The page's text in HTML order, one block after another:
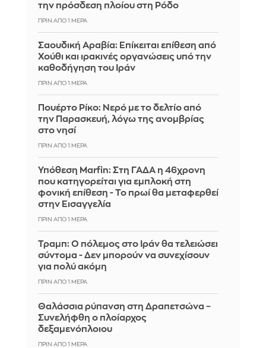
την πρόσδεση πλοίου στη Ρόδο
ΠΡΙΝ ΑΠΌ 1 ΜΈΡΑ
Σαουδική Αραβία: Επίκειται επίθεση από
Χούθι και ιρακινές οργανώσεις υπό την
καθοδήγηση του Ιράν
ΠΡΙΝ ΑΠΌ 1 ΜΈΡΑ
Πουέρτο Ρίκο: Νερό με το δελτίο από
την Παρασκευή, λόγω της ανομβρίας
στο νησί
ΠΡΙΝ ΑΠΌ 1 ΜΈΡΑ
Υπόθεση Marfin: Στη ΓΑΔΑ η 46χρονη
που κατηγορείται για εμπλοκή στη
φονική επίθεση - Το πρωί θα μεταφερθεί
στην Εισαγγελία
ΠΡΙΝ ΑΠΌ 1 ΜΈΡΑ
Τραμπ: Ο πόλεμος στο Ιράν θα τελειώσει
σύντομα - Δεν μπορούν να συνεχίσουν
για πολύ ακόμη
ΠΡΙΝ ΑΠΌ 1 ΜΈΡΑ
Θαλάσσια ρύπανση στη Δραπετσώνα –
Συνελήφθη ο πλοίαρχος
δεξαμενόπλοιου
ΠΡΙΝ ΑΠΌ 1 ΜΈΡΑ